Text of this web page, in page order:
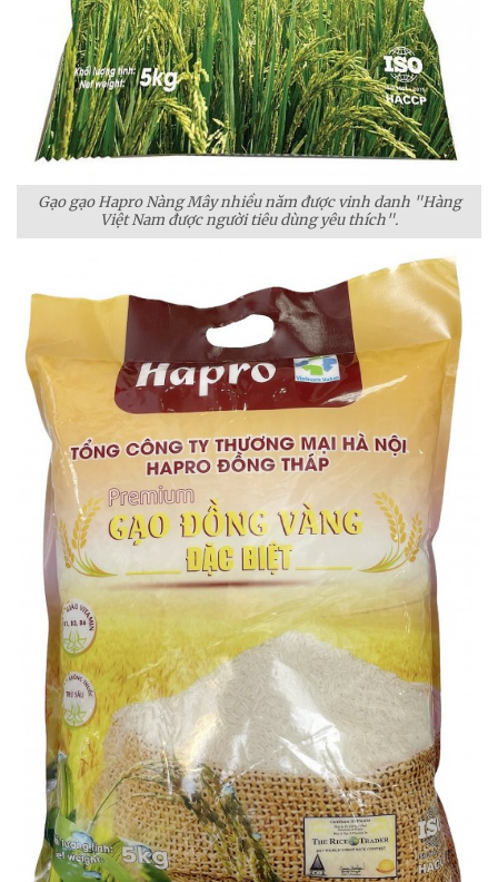
Gạo gạo Hapro Nàng Mây nhiều năm được vinh danh "Hàng
Việt Nam được người tiêu dùng yêu thích".